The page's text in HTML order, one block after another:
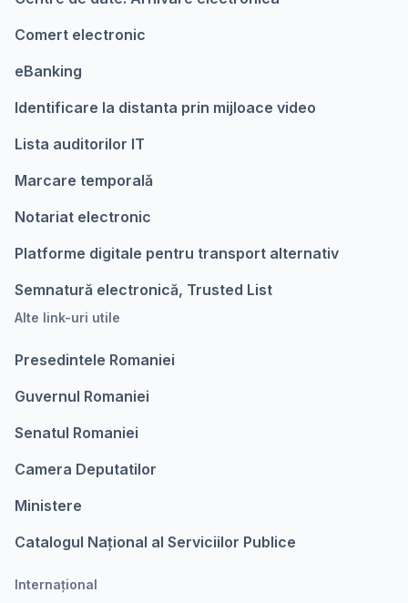
Comert electronic
eBanking
Identificare la distanta prin mijloace video
Lista auditorilor IT
Marcare temporalǎ
Notariat electronic
Platforme digitale pentru transport alternativ
Semnatură electronică, Trusted List
Alte link-uri utile
Presedintele Romaniei
Guvernul Romaniei
Senatul Romaniei
Camera Deputatilor
Ministere
Catalogul Național al Serviciilor Publice
Internațional